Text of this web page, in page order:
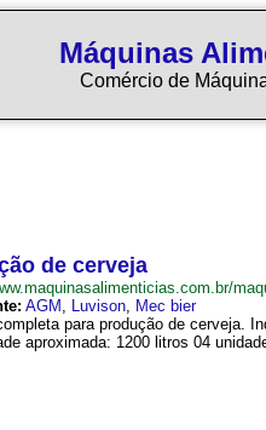
Máquinas
Comércio de
de cerveja
AGM , Luvison, Mec bier
para produção de cerveja.
aproximada: 1200 litros 04